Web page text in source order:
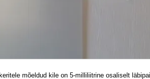
mõeldud kile on 5-milliliitrine osaliselt